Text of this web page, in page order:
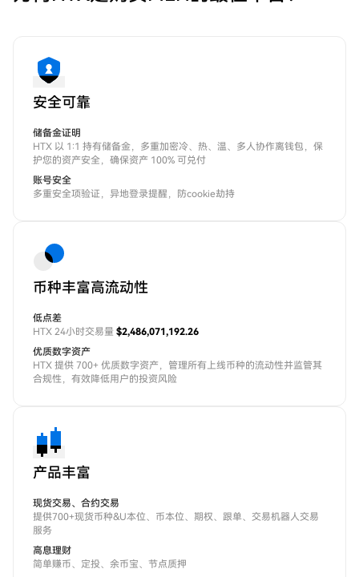
安全可靠
储备金证明
HTX 以 1:1 持有储备金，多重加密冷、热、温、多人协作离钱包，保
护您的资产安全，确保资产 100% 可兑付
账号安全
多重安全项验证，异地登录提醒，防cookie劫持
币种丰富高流动性
低点差
HTX 24小时交易量 $2,486,071,192.26
优质数字资产
HTX 提供 700+ 优质数字资产，管理所有上线币种的流动性并监管其
合规性，有效降低用户的投资风险
产品丰富
现货交易、合约交易
提供700+现货币种&U本位、币本位、期权、跟单、交易机器人交易
服务
高息理财
简单赚币、定投、余币宝、节点质押